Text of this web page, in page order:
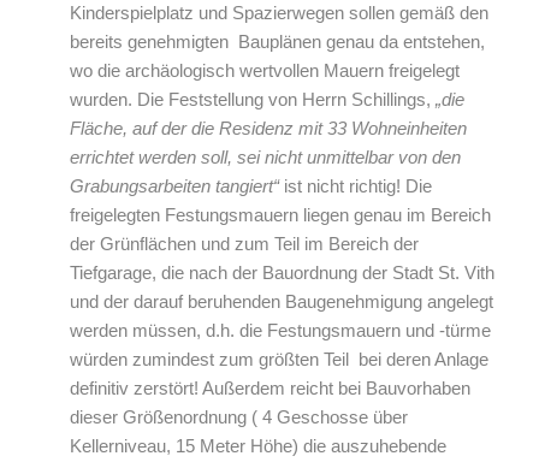
Kinderspielplatz und Spazierwegen sollen gemäß den
bereits genehmigten Bauplänen genau da entstehen,
wo die archäologisch wertvollen Mauern freigelegt
wurden. Die Feststellung von Herrn Schillings, „die
Fläche, auf der die Residenz mit 33 Wohneinheiten
errichtet werden soll, sei nicht unmittelbar von den
Grabungsarbeiten tangiert“ ist nicht richtig! Die
freigelegten Festungsmauern liegen genau im Bereich
der Grünflächen und zum Teil im Bereich der
Tiefgarage, die nach der Bauordnung der Stadt St. Vith
und der darauf beruhenden Baugenehmigung angelegt
werden müssen, d.h. die Festungsmauern und -türme
würden zumindest zum größten Teil bei deren Anlage
definitiv zerstört! Außerdem reicht bei Bauvorhaben
dieser Größenordnung ( 4 Geschosse über
Kellerniveau, 15 Meter Höhe) die auszuhebende